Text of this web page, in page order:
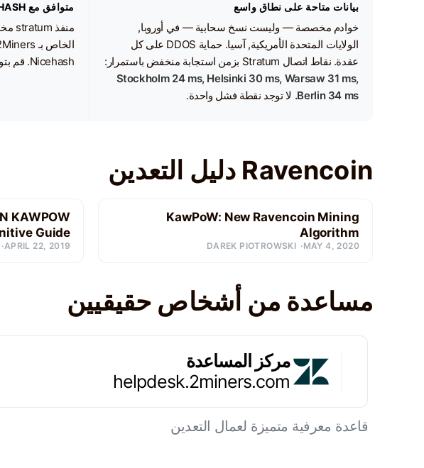
بيانات متاحة على نطاق واسع
خوادم مخصصة — وليست نسخ سحابية — في أوروبا,
الولايات المتحدة الأمريكية, آسيا. حماية DDOS على كل
عقدة. نقاط اتصال Stratum بزمن استجابة منخفض باستمرار:
Stockholm 24 ms, Helsinki 30 ms, Warsaw 31 ms,
Berlin 34 ms. لا توجد نقطة فشل واحدة.
متوافق مع NICEHASH
منفذ stratum مخصص،
Nicehash. قم بتوصيل جهازك دون أي إعدادات إضافية.
Ravencoin دليل التعدين
KawPoW: New Ravencoin Mining
Algorithm
MAY 4, 2020
DAREK PIOTROWSKI
KAWPOW
Guide
APRIL 22, 2019
مساعدة من أشخاص حقيقيين
مركز المساعدة
helpdesk.2miners.com
قاعدة معرفية متميزة لعمال التعدين